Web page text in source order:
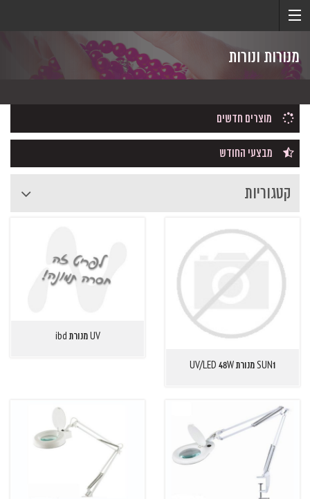
מנורות ונורות
מוצרים חדשים
מבצעי החודש
קטגוריות
SUN1 מנורת UV/LED 48W
UV מנורת ibd